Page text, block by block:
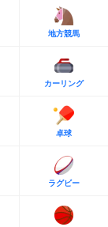
地方競馬
カーリング
卓球
ラグビー